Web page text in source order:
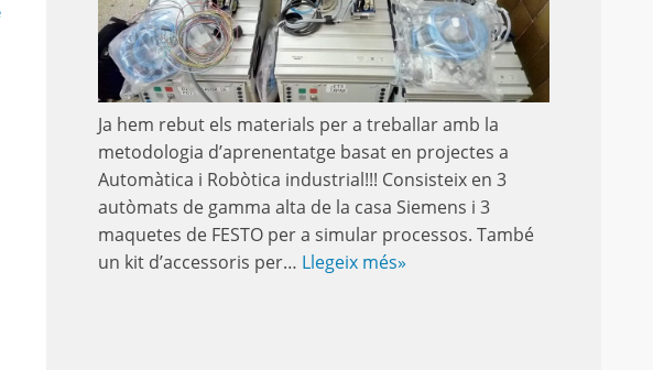
Ja hem rebut els materials per a treballar amb la
metodologia d’aprenentatge basat en projectes a
Automàtica i Robòtica industrial!!! Consisteix en 3
autòmats de gamma alta de la casa Siemens i 3
maquetes de FESTO per a simular processos. També
un kit d’accessoris per… Llegeix més»